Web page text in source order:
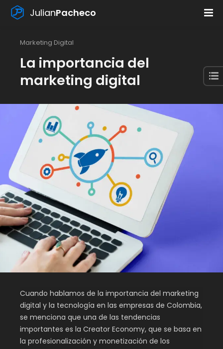
JulianPacheco
Marketing Digital
La importancia del
marketing digital
Cuando hablamos de la importancia del marketing
digital y la tecnología en las empresas de Colombia,
se menciona que una de las tendencias
importantes es la Creator Economy, que se basa en
la profesionalización y monetización de los